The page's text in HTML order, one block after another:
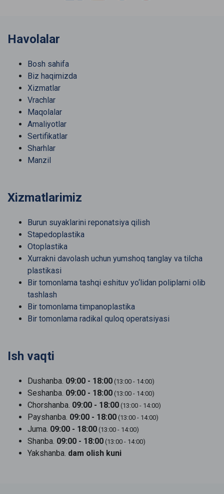
Havolalar
Bosh sahifa
Biz haqimizda
Xizmatlar
Vrachlar
Maqolalar
Amaliyotlar
Sertifikatlar
Sharhlar
Manzil
Xizmatlarimiz
Burun suyaklarini reponatsiya qilish
Stapedoplastika
Otoplastika
Xurrakni davolash uchun yumshoq tanglay va tilcha
plastikasi
Bir tomonlama tashqi eshituv yo‘lidan poliplarni olib
tashlash
Bir tomonlama timpanoplastika
Bir tomonlama radikal quloq operatsiyasi
Ish vaqti
Dushanba. 09:00 - 18:00 (13:00 - 14:00)
Seshanba. 09:00 - 18:00 (13:00 - 14:00)
Chorshanba. 09:00 - 18:00 (13:00 - 14:00)
Payshanba. 09:00 - 18:00 (13:00 - 14:00)
Juma. 09:00 - 18:00 (13:00 - 14:00)
Shanba. 09:00 - 18:00 (13:00 - 14:00)
Yakshanba. dam olish kuni